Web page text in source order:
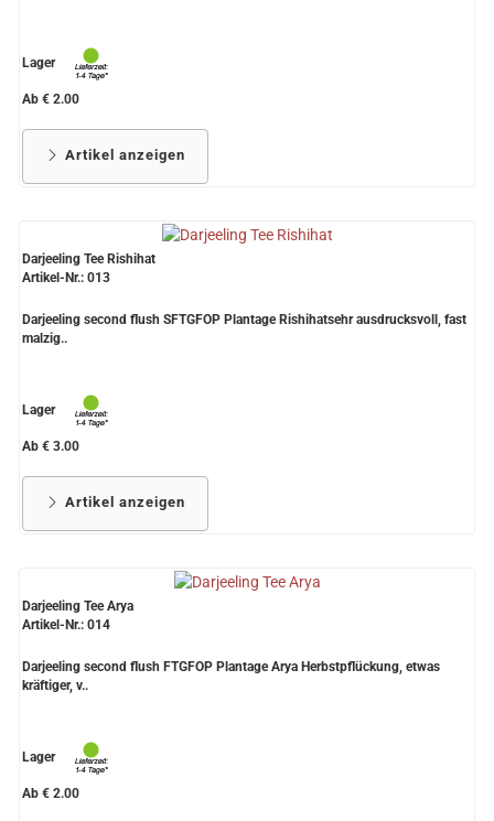
Lager
Ab € 2.00
Artikel anzeigen
Darjeeling Tee Rishihat
Artikel-Nr.: 013
Darjeeling second flush SFTGFOP Plantage Rishihatsehr ausdrucksvoll, fast
malzig..
Lager
Ab € 3.00
Artikel anzeigen
Darjeeling Tee Arya
Artikel-Nr.: 014
Darjeeling second flush FTGFOP Plantage Arya Herbstpflückung, etwas
kräftiger, v..
Lager
Ab € 2.00